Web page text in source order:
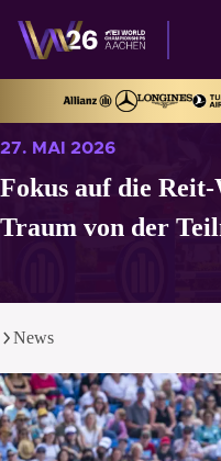
News
27. MAI 2026
Fokus auf die
Traum von der